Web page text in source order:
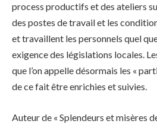
process productifs et des ateliers
des postes de travail et les
et travaillent les personnels quel
exigence des législations locales.
que l’on appelle désormais les «
de ce fait être enrichies et suivies.
Auteur de « Splendeurs et misères